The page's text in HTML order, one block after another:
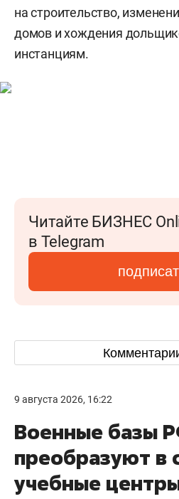
на строительство,
домов и хождения
инстанциям.
Читайте БИЗНЕС
в Telegram
9 августа 2026, 16:22
Военные базы
преобразуют в
учебные